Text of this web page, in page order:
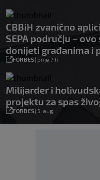
CBBiH zvanično
SEPA području –
donijeti građanima i
FORBES| prije 7 h
Milijarder i
projektu za spas
FORBES| 5. aug.